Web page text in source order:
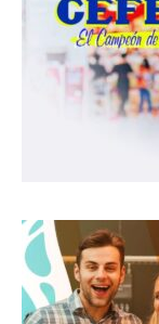
p o
k